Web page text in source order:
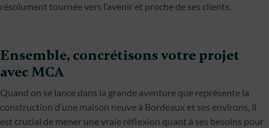
résolument tournée vers l’avenir et proche de ses clients.
Ensemble, concrétisons votre projet
avec MCA
Quand on se lance dans la grande aventure que représente la
construction d’une maison neuve à Bordeaux et ses environs, il
est crucial de mener une vraie réflexion quant à ses besoins pour